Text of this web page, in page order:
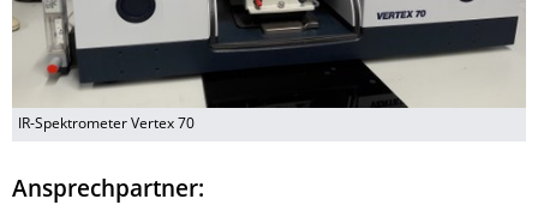
IR-Spektrometer Vertex 70
Ansprechpartner: